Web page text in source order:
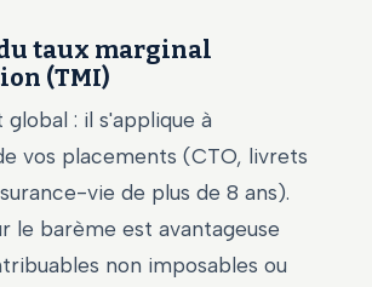
taux marginal
(TMI)
: il s'applique à
vos placements (CTO, livrets
vie de plus de 8 ans).
le barème est avantageuse
non imposables ou